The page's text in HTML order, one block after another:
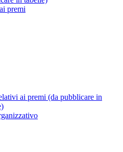
premi
ai premi (da pubblicare in